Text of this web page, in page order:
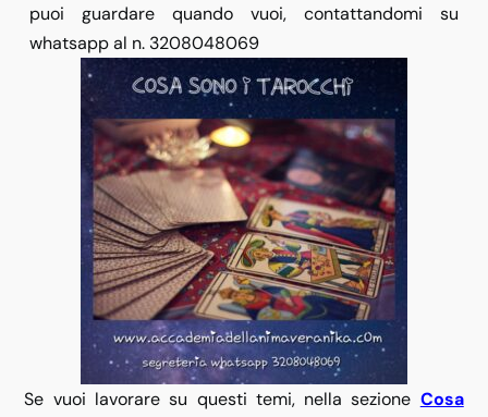
puoi guardare quando vuoi, contattandomi su
whatsapp al n. 3208048069
Se vuoi lavorare su questi temi, nella sezione Cosa